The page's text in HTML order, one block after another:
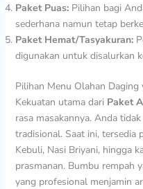
Paket Puas:Pilihan bagi
sederhana namun tetap
Paket Hemat/Tasyakuran:
digunakan untuk disalurkan
Pilihan Menu Olahan
Kekuatan utama dari Paket
rasa masakannya. Anda
tradisional. Saat ini, tersedia
Kebuli, Nasi Briyani, hingga
prasmanan. Bumbu rempah
yang profesional menjamin